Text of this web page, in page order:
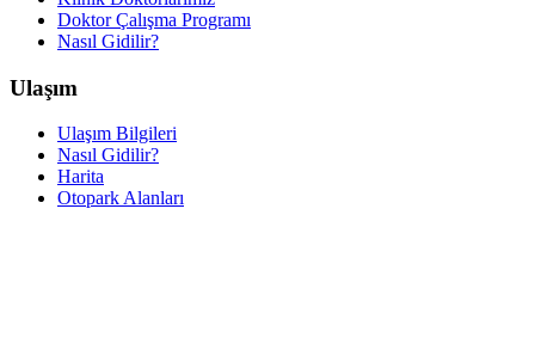
Doktor Çalışma Programı
Nasıl Gidilir?
Ulaşım
Ulaşım Bilgileri
Nasıl Gidilir?
Harita
Otopark Alanları